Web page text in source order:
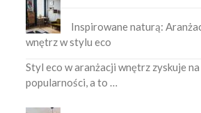
Inspirowane naturą:
wnętrz w stylu eco
Styl eco w aranżacji wnętrz zyskuje na
popularności, a to …